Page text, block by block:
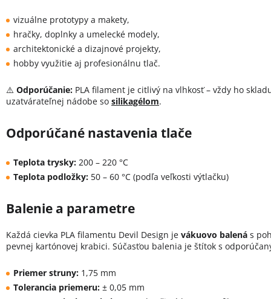
vizuálne prototypy a makety,
hračky, doplnky a umelecké modely,
architektonické a dizajnové projekty,
hobby využitie aj profesionálnu tlač.
⚠️ Odporúčanie: PLA filament je citlivý na vlhkosť – vždy ho
uzatvárateľnej nádobe so silikagélom.
Odporúčané nastavenia tlače
Teplota trysky: 200 – 220 °C
Teplota podložky: 50 – 60 °C (podľa veľkosti výtlačku)
Balenie a parametre
Každá cievka PLA filamentu Devil Design je vákuovo balená s
pevnej kartónovej krabici. Súčasťou balenia je štítok s
Priemer struny: 1,75 mm
Tolerancia priemeru: ± 0,05 mm